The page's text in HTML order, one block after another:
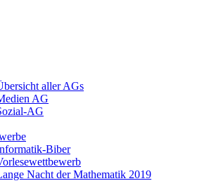
aller AGs
AG
AG
Biber
Nacht der Mathematik 2019